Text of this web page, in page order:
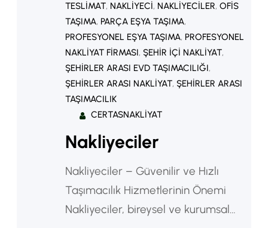
TESLIMAT, NAKLIYECI, NAKLIYECILER, OFIS
TAŞIMA, PARÇA EŞYA TAŞIMA
PROFESYONEL EŞYA TAŞIMA, PROFESYONEL
NAKLIYAT FIRMASI, ŞEHIR IÇI NAKLIYAT
ŞEHIRLER ARASI EVD TAŞIMACILIĞI
ŞEHIRLER ARASI NAKLIYAT, ŞEHIRLER ARASI
TAŞIMACILIK
CERTASNAKLIYAT
Nakliyeciler
Nakliyeciler – Güvenilir ve Hızlı
Taşımacılık Hizmetlerinin Önemi
Nakliyeciler, bireysel ve kurumsal